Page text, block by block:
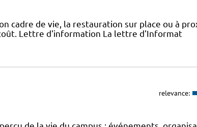
cadre de vie, la restauration sur place ou à
Lettre d'information La lettre d'Informat
relevance: